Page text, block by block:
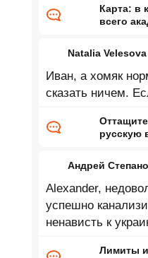
Карта: в
всего
Natalia Velesova
Иван, а хомяк
сказать ничем.
русскую
Андрей
Alexander,
успешно
ненависть к
Лимиты